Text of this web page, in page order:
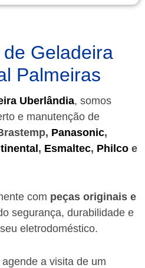
de Geladeira
Palmeiras
Uberlândia, somos
e manutenção de
Panasonic,
, Esmaltec, Philco e
com peças originais e
segurança, durabilidade e
eletrodoméstico.
a visita de um